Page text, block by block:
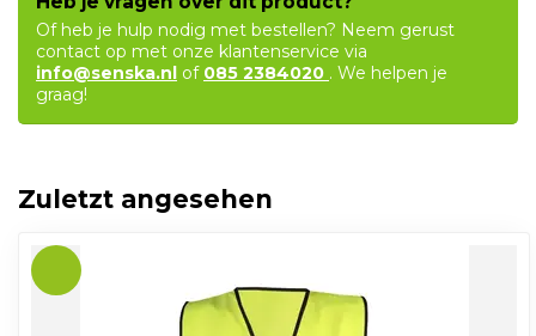
Of heb je hulp nodig met bestellen? Neem gerust
contact op met onze klantenservice via
info@senska.nl of 085 2384020 . We helpen je
graag!
Zuletzt angesehen